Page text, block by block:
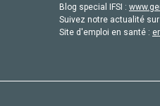
Blog special IFSI :
Suivez notre actualité
Site d'emploi en santé :